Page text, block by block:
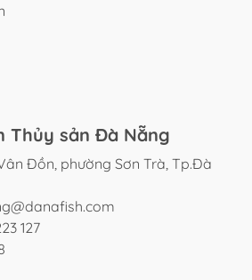
Thủy sản Đà Nẵng
Đồn, phường Sơn Trà, Tp.Đà
127